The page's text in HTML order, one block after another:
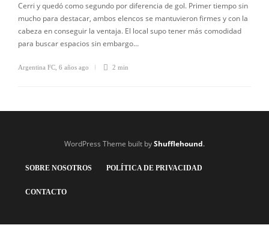
Cerri y quedó como segundo por diferencia de gol. Primer tiempo sin
mucho para destacar, ambos elencos se mantuvieron firmes y con la
cabeza en conseguir la ventaja. El local supo tener más comodidad
para buscar espacios sin embargo…
Argentina FC 6 años ago 2 min
WordPress Theme built byShufflehound.
SOBRE NOSOTROS POLÍTICA DE PRIVACIDAD
CONTACTO